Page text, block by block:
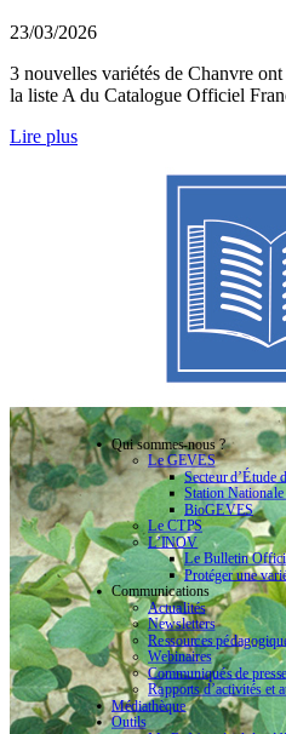
23/03/2026
3 nouvelles variétés de Chanvre
la liste A du Catalogue Officiel
Lire plus
Qui sommes-nous ?
Le GEVES
Secteur d’Étude
Station Nationale
BioGEVES
Le CTPS
L’INOV
Le Bulletin
Protéger une
Communications
Actualités
Newsletters
Ressources
Webinaires
Communiqués de presse
Rapports d’activités et
Médiathèque
Outils